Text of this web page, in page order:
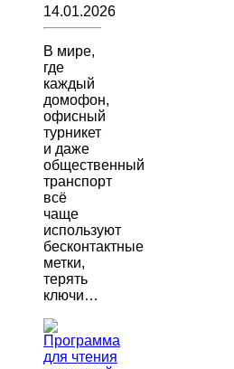
14.01.2026
В мире,
где
каждый
домофон,
офисный
турникет
и даже
общественный
транспорт
всё
чаще
используют
бесконтактные
метки,
терять
ключи…